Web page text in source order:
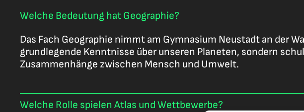
Welche Bedeutung hat Geographie?
Das Fach Geographie nimmt am Gymnasium Neustadt an der
grundlegende Kenntnisse über unseren Planeten, sondern
Zusammenhänge zwischen Mensch und Umwelt.
Welche Rolle spielen Atlas und Wettbewerbe?